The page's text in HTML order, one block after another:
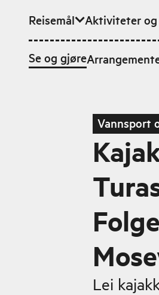
Hopp til hovedinnhold
Reisemål Aktiviteter
Se og gjøre
Vannsport
Lei